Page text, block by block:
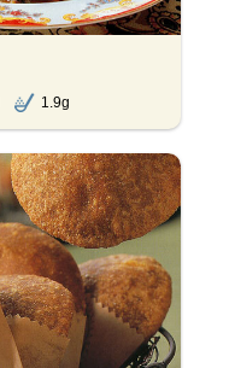
1.9g